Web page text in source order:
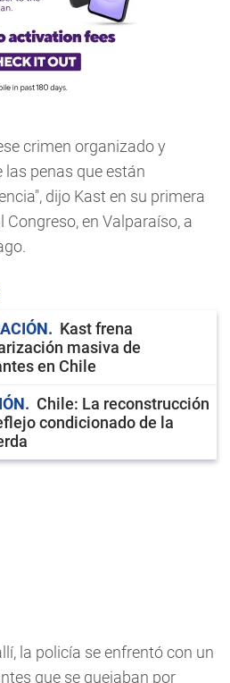
crimen organizado y
penas que están
dijo Kast en su primera
en Valparaíso, a
Kast frena
masiva de
en Chile
Chile: La reconstrucción
condicionado de la
la policía se enfrentó con un
que se quejaban por